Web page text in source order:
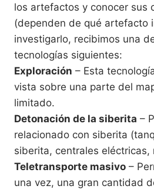
los artefactos y conocer sus
(dependen de qué artefacto
investigarlo, recibimos una
tecnologías siguientes:
Exploración – Esta
vista sobre una parte del
limitado.
Detonación de la siberita –
relacionado con siberita
siberita, centrales eléctricas,
Teletransporte masivo –
una vez, una gran cantidad